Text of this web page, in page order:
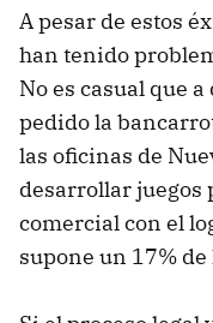
A pesar de estos
han tenido
No es casual que
pedido la
las oficinas de
desarrollar juegos
comercial con el
supone un 17%